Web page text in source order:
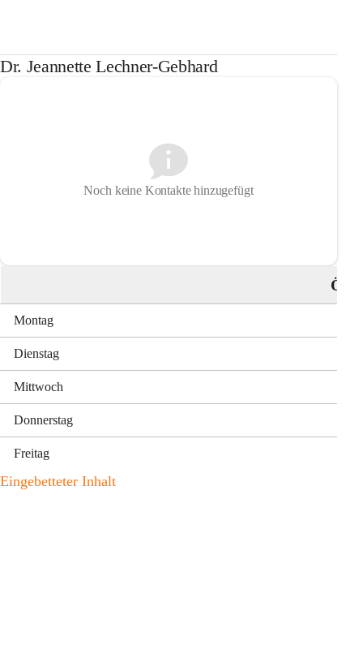
Dr. Jeannette Lechner-Gebhard
Noch keine Kontakte hinzugefügt
Montag
Dienstag
Mittwoch
Donnerstag
Freitag
Eingebetteter Inhalt